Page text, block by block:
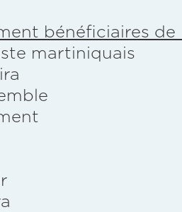
bénéficiaires de
martiniquais